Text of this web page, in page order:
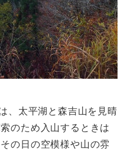
、太平湖と森吉山を見晴
のため入山するときは
の日の空模様や山の雰